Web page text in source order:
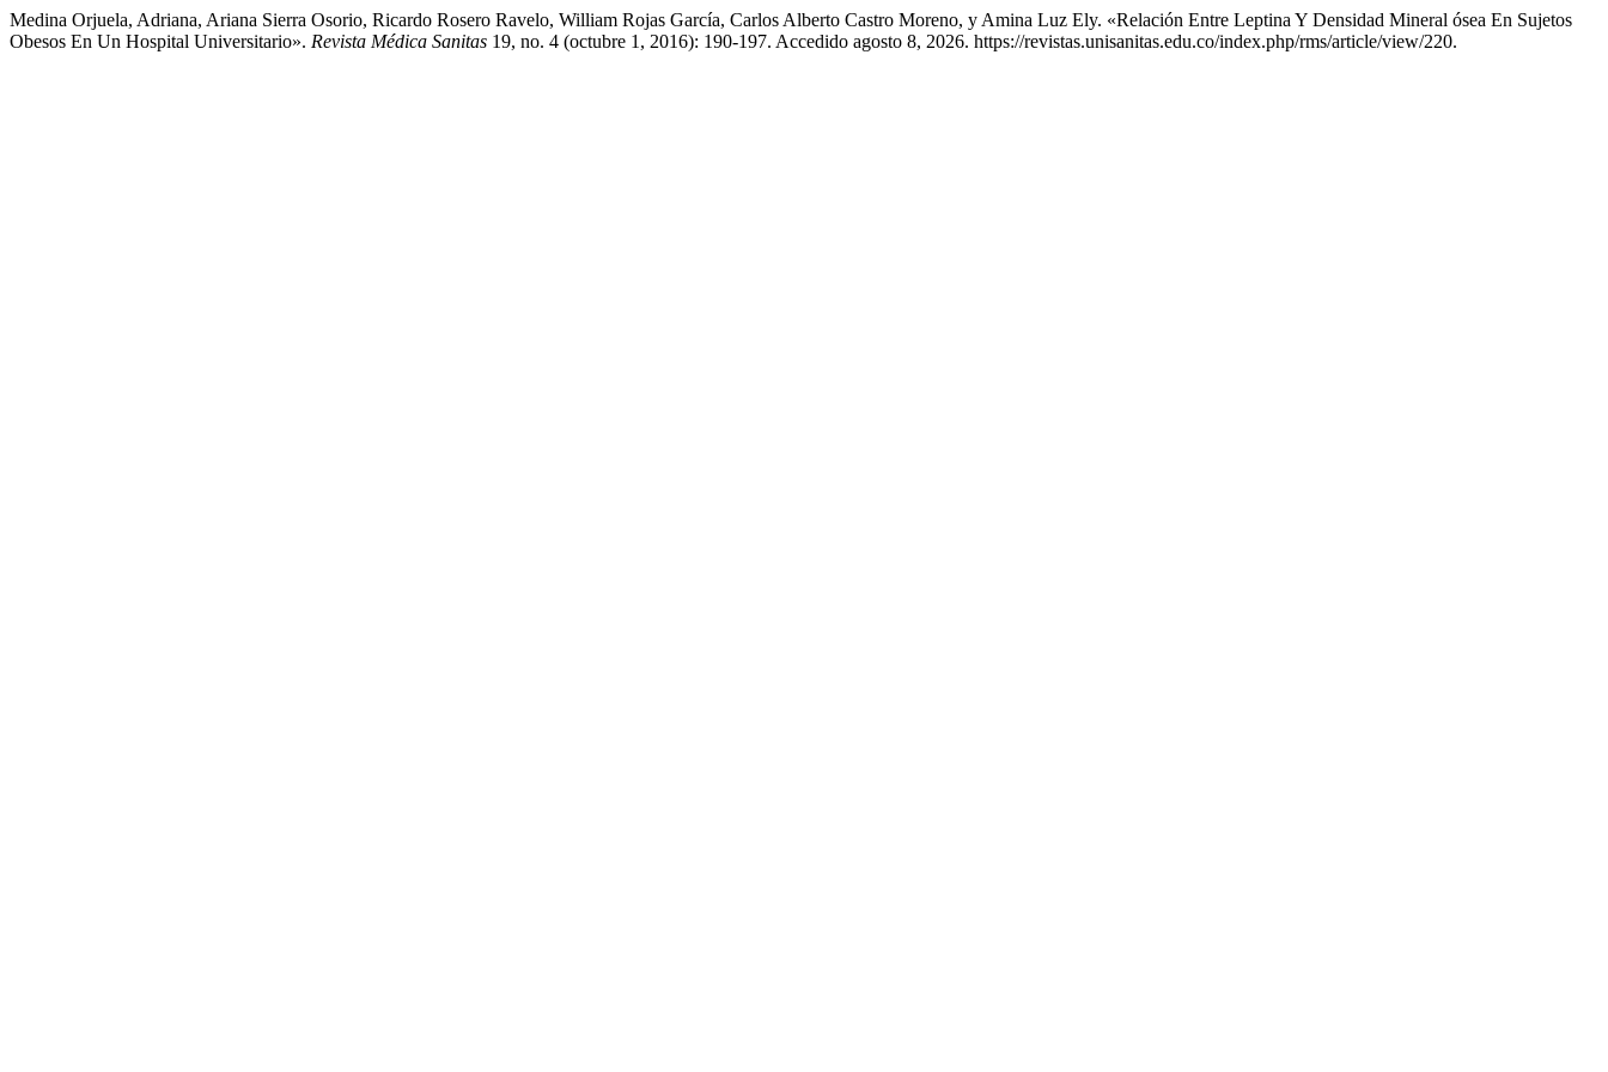
Medina Orjuela, Adriana, Ariana Sierra Osorio, Ricardo Rosero Ravelo, William Rojas García, Carlos Alberto Castro Moreno, y Amina Luz Ely. «Relación Entre Leptina Y Densidad Mineral ósea En Sujetos
Obesos En Un Hospital Universitario». Revista Médica Sanitas 19, no. 4 (octubre 1, 2016): 190-197. Accedido agosto 8, 2026. https://revistas.unisanitas.edu.co/index.php/rms/article/view/220.